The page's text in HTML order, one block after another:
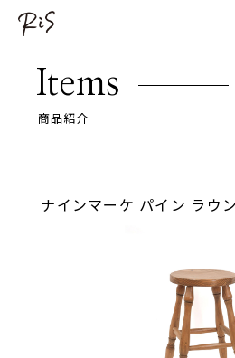
Items
商品紹介
ナインマーケ パイン ラウ